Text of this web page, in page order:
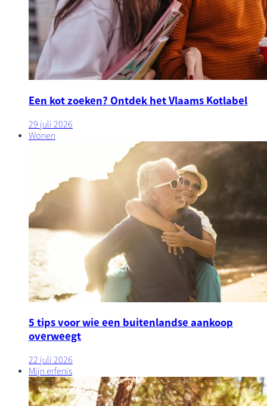
Een kot zoeken? Ontdek het Vlaams Kotlabel
29 juli 2026
Wonen
5 tips voor wie een buitenlandse aankoop
overweegt
22 juli 2026
Mijn erfenis